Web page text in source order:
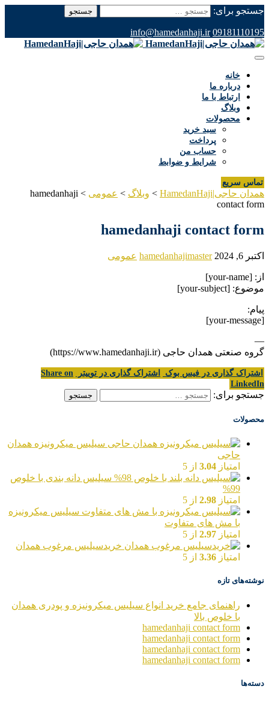
جستجو برای:
09181110195
info@hamedanhaji.ir
خانه
درباره ما
ارتباط با ما
وبلاگ
محصولات
سبد خرید
پرداخت
حساب من
شرایط و ضوابط
تماس سریع
همدان حاجی|HamedanHaji > وبلاگ > عمومی >
hamedanhaji
contact form
hamedanhaji contact form
اکتبر 6, 2024 hamedanhajimaster عمومی
از: [your-name]
موضوع: [your-subject]
پیام:
[your-message]
—
گروه صنعتی همدان حاجی (https://www.hamedanhaji.ir)
اشتراک گذاری در فیس بوک اشتراک گذاری در توییتر
Share on
LinkedIn
جستجو برای:
محصولات
سیلیس میکرونیزه همدان
حاجی
امتیاز 3.04 از 5
سیلیس دانه بندی با خلوص
99%
امتیاز 2.98 از 5
سیلیس میکرونیزه
با مش های متفاوت
امتیاز 2.97 از 5
خریدسیلیس مرغوب همدان
امتیاز 3.36 از 5
نوشته‌های تازه
راهنمای جامع خرید انواع سیلیس میکرونیزه و پودری همدان
با خلوص بالا
hamedanhaji contact form
hamedanhaji contact form
hamedanhaji contact form
hamedanhaji contact form
دسته‌ها